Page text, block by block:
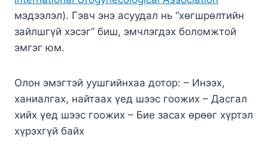
мэдээлэл). Гэвч энэ асуудал нь “хөгшрөлтийн
зайлшгүй хэсэг” биш, эмчлэгдэх боломжтой
эмгэг юм.
Олон эмэгтэй уушгийнхаа дотор: – Инээх,
ханиалгах, найтаах үед шээс гоожих – Дасгал
хийх үед шээс гоожих – Бие засах өрөөг хүртэл
хүрэхгүй байх